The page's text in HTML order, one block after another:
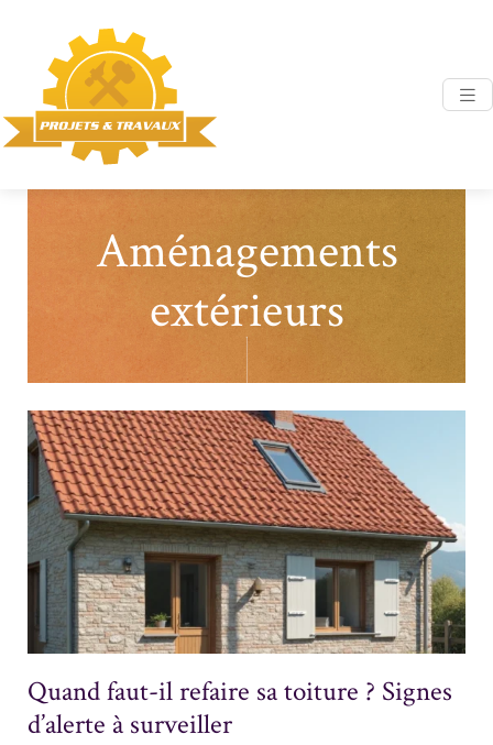
Aménagements
extérieurs
Quand faut-il refaire sa toiture ? Signes
d’alerte à surveiller